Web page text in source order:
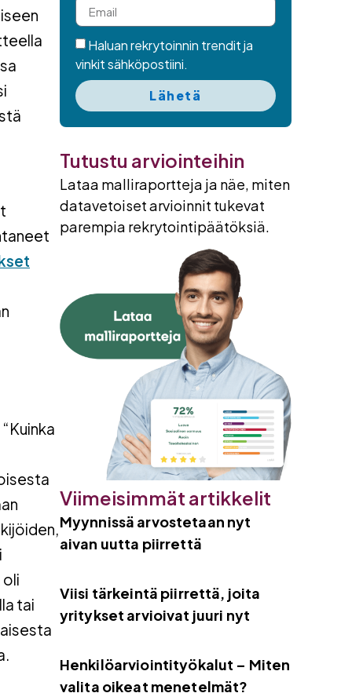
tai
Haluan rekrytoinnin trendit ja
vinkit sähköpostiini.
Lähetä
Tutustu arviointeihin
Lataa malliraportteja ja näe, miten
datavetoiset arvioinnit tukevat
parempia rekrytointipäätöksiä.
Viimeisimmät artikkelit
Myynnissä arvostetaan nyt
aivan uutta piirrettä
Viisi tärkeintä piirrettä, joita
yritykset arvioivat juuri nyt
Henkilöarviointityökalut – Miten
valita oikeat menetelmät?